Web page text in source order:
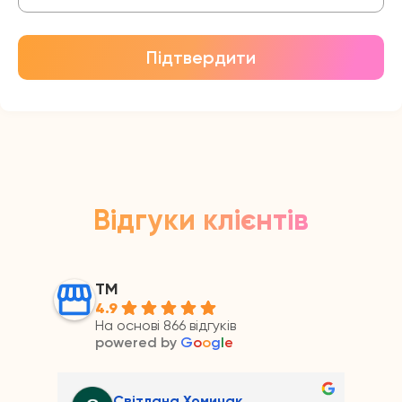
Підтвердити
Відгуки клієнтів
ТМ
4.9
На основі 866 відгуків
powered by Google